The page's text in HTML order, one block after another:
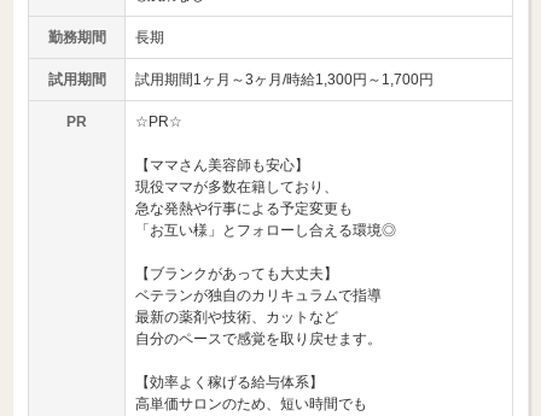
勤務期間 長期
試用期間 試用期間1ヶ月～3ヶ月/時給1,300円～1,700円
PR ☆PR☆
【ママさん美容師も安心】
現役ママが多数在籍しており、
急な発熱や行事による予定変更も
「お互い様」とフォローし合える環境◎
【ブランクがあっても大丈夫】
ベテランが独自のカリキュラムで指導
最新の薬剤や技術、カットなど
自分のペースで感覚を取り戻せます。
【効率よく稼げる給与体系】
高単価サロンのため、短い時間でも